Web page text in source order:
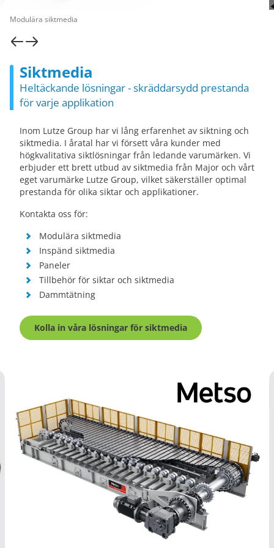
Siktmedia
Heltäckande lösningar - skräddarsydd prestanda
för varje applikation
Inom Lutze Group har vi lång erfarenhet av siktning och
siktmedia. I åratal har vi försett våra kunder med
högkvalitativa siktlösningar från ledande varumärken. Vi
erbjuder ett brett utbud av siktmedia från Major och vårt
eget varumärke Lutze Group, vilket säkerställer optimal
prestanda för olika siktar och applikationer.
Kontakta oss för:
Modulära siktmedia
Inspänd siktmedia
Paneler
Tillbehör för siktar och siktmedia
Dammtätning
Kolla in våra lösningar för siktmedia
Modulära siktmedia